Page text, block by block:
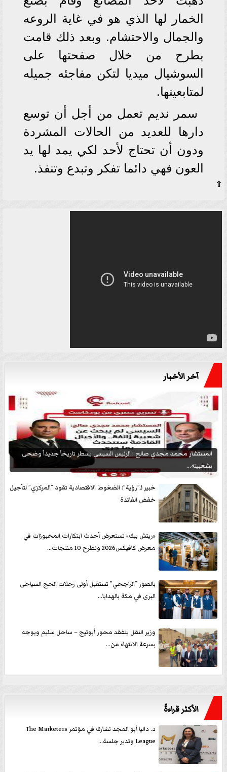
الخمار لها الذي هو في غاية الروعه
والجمال والاحتشام. وبعد ذلك قامت
بطرح من خلال صفحتها على
السوشيال ميديا لتكن مفاجئه جميله
لمتابعينها.
سمر نديم تعمل من أجل أن توسع
دارها للعديد من الحالات المشردة
ودون أن تحتاج لأحد لكي يمد لها يد
العون فهي دائما تفكر وتبدع وتنفذ.
⇧
آخر الأخبار
المستشار محمد مجدي صالح : الرئيس السيسي يسطر تاريخاً جديداً وضحى
بشعبيته...
خبير لـ”رؤية”: الضغوط الاقتصادية تقود ”المركزي” لتأجيل
خفض الفائدة
«ريتش بيك» تستعرض أحدث ابتكارات المخبوزات في
معرض كافيكس2026 وتطرح 10 منتجات...
بالصور ”الراجحي” تستقبل أولى رحلات الحج السياحى
البرى في مكة بالهدايا...
وزير النقل يتفقد محور أبوتيج – ساحل سليم ويوجه
بسرعة الانتهاء من...
الأكثر قراءةً
د. داليا أبو المجد تشارك في مؤتمر The Marketers
League وتدير جلسة...